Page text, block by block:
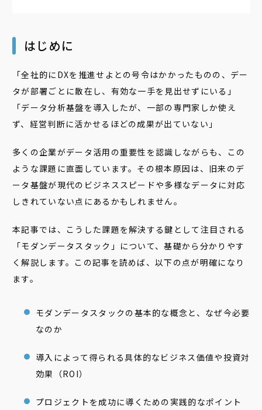
はじめに
「全社的にDXを推進せよとの号令はかかったものの、デー
タが部署ごとに散在し、有効な一手を見出せずにいる」
「データ分析基盤を導入したが、一部の専門家しか使え
ず、経営判断に活かせるほどの成果が出ていない」
多くの企業がデータ活用の重要性を認識しながらも、この
ような課題に直面しています。その根本原因は、旧来のデ
ータ基盤が現代のビジネススピードや多様なデータに対応
しきれていない点にあるかもしれません。
本記事では、こうした課題を解決する鍵として注目される
「モダンデータスタック」について、基礎から分かりやす
く解説します。この記事を読めば、以下の点が明確になり
ます。
モダンデータスタックの基本的な概念と、なぜ今必要
なのか
導入によって得られる具体的なビジネス価値や投資対
効果（ROI）
プロジェクトを成功に導くための実践的なポイント